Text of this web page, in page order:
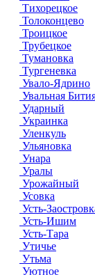
Тихорецкое
Толоконцево
Троицкое
Трубецкое
Тумановка
Тургеневка
Увало-Ядрино
Увальная
Ударный
Украинка
Уленкуль
Ульяновка
Унара
Уралы
Урожайный
Усовка
Усть-
Усть-Ишим
Усть-Тара
Утичье
Утьма
Уютное